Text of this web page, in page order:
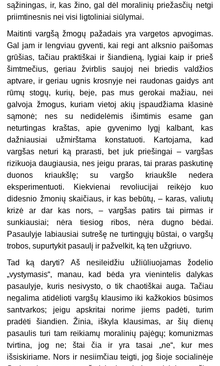
sąžiningas, ir, kas žino, gal dėl moralinių priežasčių netgi
priimtinesnis nei visi ligtoliniai siūlymai.
Maitinti vargšą žmogų pažadais yra vargetos apvogimas.
Gal jam ir lengviau gyventi, kai regi ant alksnio paišomas
grūšias, tačiau praktiškai ir šiandieną, lygiai kaip ir prieš
šimtmečius, geriau žvirblis saujoj nei briedis valdžios
aptvare, ir geriau ugnis krosnyje nei raudonas gaidys ant
rūmų stogų, kurių, beje, pas mus gerokai mažiau, nei
galvoja žmogus, kuriam vietoj akių įspaudžiama klasinė
sąmonė; nes su nedidelėmis išimtimis esame gan
neturtingas kraštas, apie gyvenimo lygį kalbant, kas
dažniausiai užmirštama konstatuoti. Kartojama, kad
vargšas neturi ką prarasti, bet juk priešingai – vargšas
rizikuoja daugiausia, nes jeigu praras, tai praras paskutinę
duonos kriaukšlę; su vargšo kriaukšle nedera
eksperimentuoti. Kiekvienai revoliucijai reikėjo kuo
didesnio žmonių skaičiaus, ir kas bebūtų, – karas, valiutų
krizė ar dar kas nors, – vargšas patirs tai pirmas ir
sunkiausiai; nėra tiesiog ribos, nėra dugno bėdai.
Pasaulyje labiausiai sutrešę ne turtingųjų būstai, o vargšų
trobos, supurtykit pasaulį ir pažvelkit, ką ten užgriuvo.
Tad ką daryti? Aš nesileidžiu užliūliuojamas žodelio
„vystymasis“, manau, kad bėda yra vienintelis dalykas
pasaulyje, kuris nesivysto, o tik chaotiškai auga. Tačiau
negalima atidėlioti vargšų klausimo iki kažkokios būsimos
santvarkos; jeigu apskritai norime jiems padėti, turim
pradėti šiandien. Žinia, iškyla klausimas, ar šių dienų
pasaulis turi tam reikiamų moralinių pajėgų; komunizmas
tvirtina, jog ne; štai čia ir yra tasai „ne“, kur mes
išsiskiriame. Nors ir nesiimčiau teigti, jog šioje socialinėje